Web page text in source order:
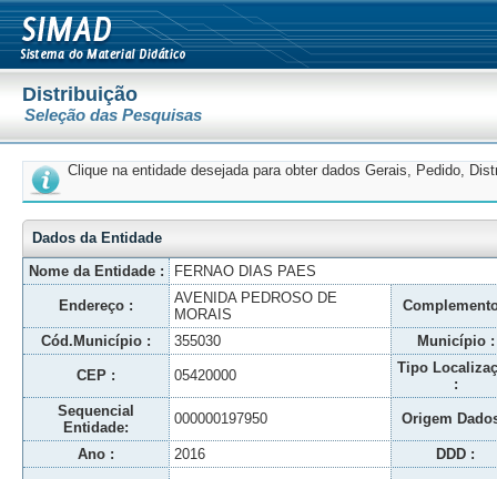
Distribuição
Seleção das Pesquisas
Clique na entidade desejada para obter dados Gerais, Pedido,
Dados da Entidade
Nome da Entidade :
FERNAO DIAS PAES
Endereço :
AVENIDA PEDROSO DE
MORAIS
Cód.Município : 355030 Município :
CEP : 05420000
Tipo
:
Sequencial
Entidade:
000000197950 Origem
Ano : 2016 DDD :